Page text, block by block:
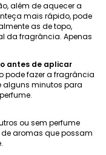
além de aquecer a
mais rápido, pode
as de topo,
da fragrância. Apenas
antes de aplicar
pode fazer a fragrância
alguns minutos para
ou sem perfume
aromas que possam